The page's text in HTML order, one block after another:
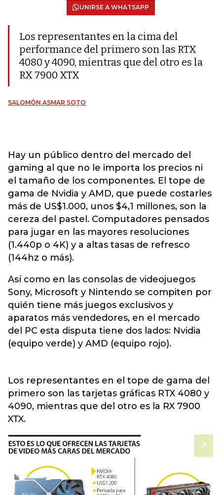
UNIRSE A WHATSAPP
Los representantes en la cima del
performance del primero son las RTX
4080 y 4090, mientras que del otro es la
RX 7900 XTX
SALOMÓN ASMAR SOTO
Hay un público dentro del mercado del
gaming al que no le importa los precios ni
el tamaño de los componentes. El tope de
gama de Nvidia y AMD, que puede costarles
más de US$1.000, unos $4,1 millones, son la
cereza del pastel. Computadores pensados
para jugar en las mayores resoluciones
(1.440p o 4K) y a altas tasas de refresco
(144hz o más).
Así como en las consolas de videojuegos
Sony, Microsoft y Nintendo se compiten por
quién tiene más juegos exclusivos y
aparatos más vendedores, en el mercado
del PC esta disputa tiene dos lados: Nvidia
(equipo verde) y AMD (equipo rojo).
Los representantes en el tope de gama del
primero son las tarjetas gráficas RTX 4080 y
4090, mientras que del otro es la RX 7900
XTX.